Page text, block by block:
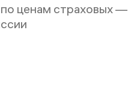
ценам страховых —